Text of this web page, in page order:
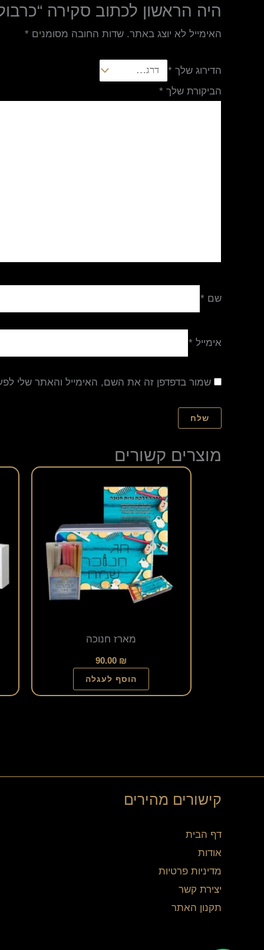
היה הראשון לכתוב סקירה
האימייל לא יוצג באתר. שדות החובה מסומנים *
הדירוג שלך *
הביקורת שלך *
שם *
אימייל *
שמור בדפדפן זה את השם, האימייל והאתר שלי
מוצרים קשורים
מארז חנוכה
90.00 ₪
הוסף לעגלה
קישורים מהירים
דף הבית
אודות
מדיניות פרטיות
יצירת קשר
תקנון האתר